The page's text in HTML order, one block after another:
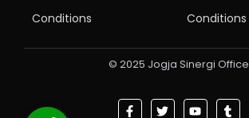
Conditions
Conditions
© 2025 Jogja Sinergi Office